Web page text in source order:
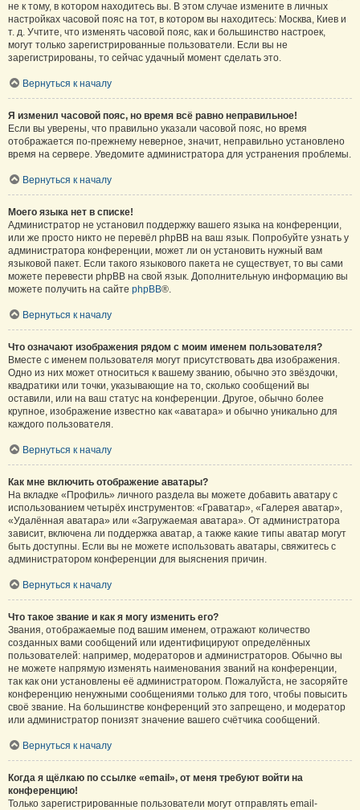
не к тому, в котором находитесь вы. В этом случае измените в личных
настройках часовой пояс на тот, в котором вы находитесь: Москва, Киев и
т. д. Учтите, что изменять часовой пояс, как и большинство настроек,
могут только зарегистрированные пользователи. Если вы не
зарегистрированы, то сейчас удачный момент сделать это.
Вернуться к началу
Я изменил часовой пояс, но время всё равно неправильное!
Если вы уверены, что правильно указали часовой пояс, но время
отображается по-прежнему неверное, значит, неправильно установлено
время на сервере. Уведомите администратора для устранения проблемы.
Вернуться к началу
Моего языка нет в списке!
Администратор не установил поддержку вашего языка на конференции,
или же просто никто не перевёл phpBB на ваш язык. Попробуйте узнать у
администратора конференции, может ли он установить нужный вам
языковой пакет. Если такого языкового пакета не существует, то вы сами
можете перевести phpBB на свой язык. Дополнительную информацию вы
можете получить на сайте phpBB®.
Вернуться к началу
Что означают изображения рядом с моим именем пользователя?
Вместе с именем пользователя могут присутствовать два изображения.
Одно из них может относиться к вашему званию, обычно это звёздочки,
квадратики или точки, указывающие на то, сколько сообщений вы
оставили, или на ваш статус на конференции. Другое, обычно более
крупное, изображение известно как «аватара» и обычно уникально для
каждого пользователя.
Вернуться к началу
Как мне включить отображение аватары?
На вкладке «Профиль» личного раздела вы можете добавить аватару с
использованием четырёх инструментов: «Граватар», «Галерея аватар»,
«Удалённая аватара» или «Загружаемая аватара». От администратора
зависит, включена ли поддержка аватар, а также какие типы аватар могут
быть доступны. Если вы не можете использовать аватары, свяжитесь с
администратором конференции для выяснения причин.
Вернуться к началу
Что такое звание и как я могу изменить его?
Звания, отображаемые под вашим именем, отражают количество
созданных вами сообщений или идентифицируют определённых
пользователей: например, модераторов и администраторов. Обычно вы
не можете напрямую изменять наименования званий на конференции,
так как они установлены её администратором. Пожалуйста, не засоряйте
конференцию ненужными сообщениями только для того, чтобы повысить
своё звание. На большинстве конференций это запрещено, и модератор
или администратор понизят значение вашего счётчика сообщений.
Вернуться к началу
Когда я щёлкаю по ссылке «email», от меня требуют войти на
конференцию!
Только зарегистрированные пользователи могут отправлять email-